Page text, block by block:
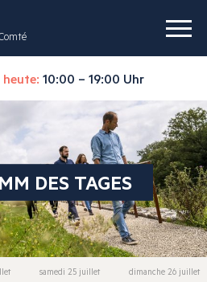
10:00 – 19:00 Uhr
DES TAGES
samedi 25 juillet dimanche 26 juillet